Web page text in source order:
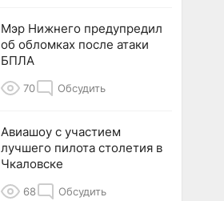
Мэр Нижнего предупредил
об обломках после атаки
БПЛА
70 Обсудить
Авиашоу с участием
лучшего пилота столетия в
Чкаловске
68 Обсудить